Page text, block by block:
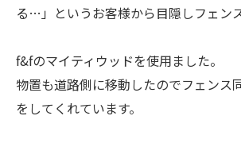
る…」というお客様から目隠しフェン
f&fのマイティウッドを使用ました。
物置も道路側に移動したのでフェンス
をしてくれています。